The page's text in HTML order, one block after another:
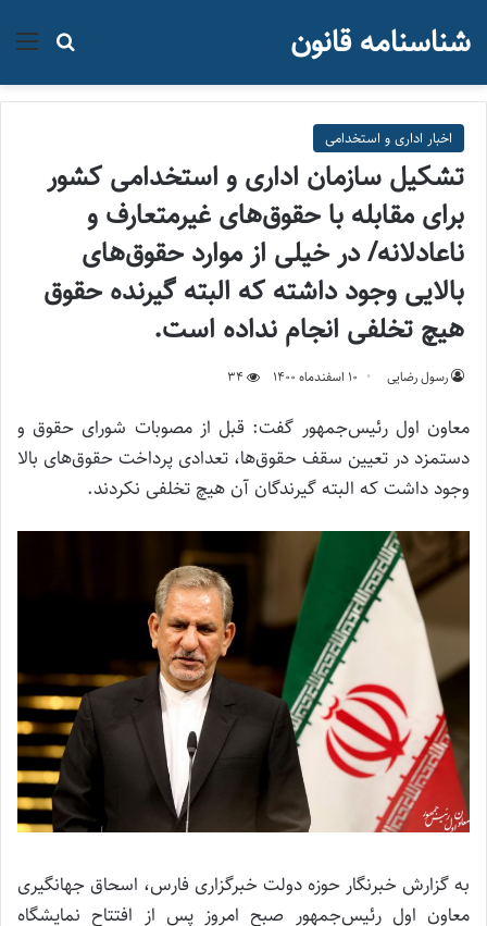
جستجو شناسنامه قانون
اخبار اداری و استخدامی
تشکیل سازمان اداری و استخدامی کشور
برای مقابله با حقوق‌های غیرمتعارف و
ناعادلانه/ در خیلی از موارد حقوق‌های
بالایی وجود داشته که البته گیرنده حقوق
هیچ تخلفی انجام نداده است.
رسول رضایی ۱۰ اسفند‌ماه ۱۴۰۰ 34
معاون اول رئیس‌جمهور گفت:‌ قبل از مصوبات شورای حقوق و
دستمزد در تعیین سقف حقوق‌ها، تعدادی پرداخت حقوق‌های بالا
وجود داشت که البته گیرندگان آن هیچ تخلفی نکردند.
به گزارش خبرنگار حوزه دولت خبرگزاری فارس، اسحاق جهانگیری
معاون اول رئیس‌جمهور صبح امروز پس از افتتاح نمایشگاه